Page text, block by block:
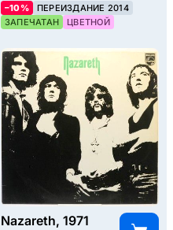
–10%
ПЕРЕИЗДАНИЕ 2014
ЗАПЕЧАТАН
ЦВЕТНОЙ
Nazareth, 1971